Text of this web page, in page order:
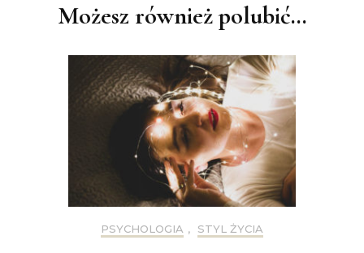
Możesz również polubić…
PSYCHOLOGIA , STYL ŻYCIA